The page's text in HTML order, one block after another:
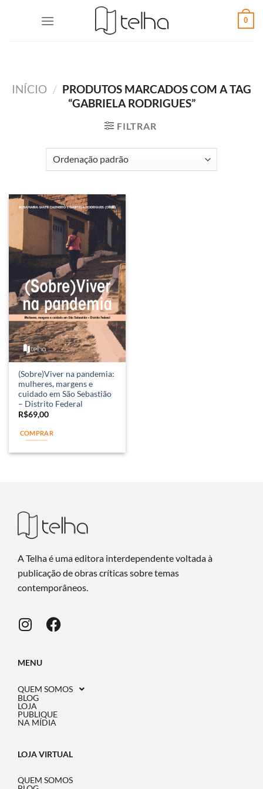
0
INÍCIO / PRODUTOS MARCADOS COM A TAG
“GABRIELA RODRIGUES”
FILTRAR
(Sobre)Viver na pandemia:
mulheres, margens e
cuidado em São Sebastião
– Distrito Federal
R$69,00
COMPRAR
A Telha é uma editora interdependente voltada à
publicação de obras críticas sobre temas
contemporâneos.
MENU
QUEM SOMOS
BLOG
LOJA
PUBLIQUE
NA MÍDIA
LOJA VIRTUAL
QUEM SOMOS